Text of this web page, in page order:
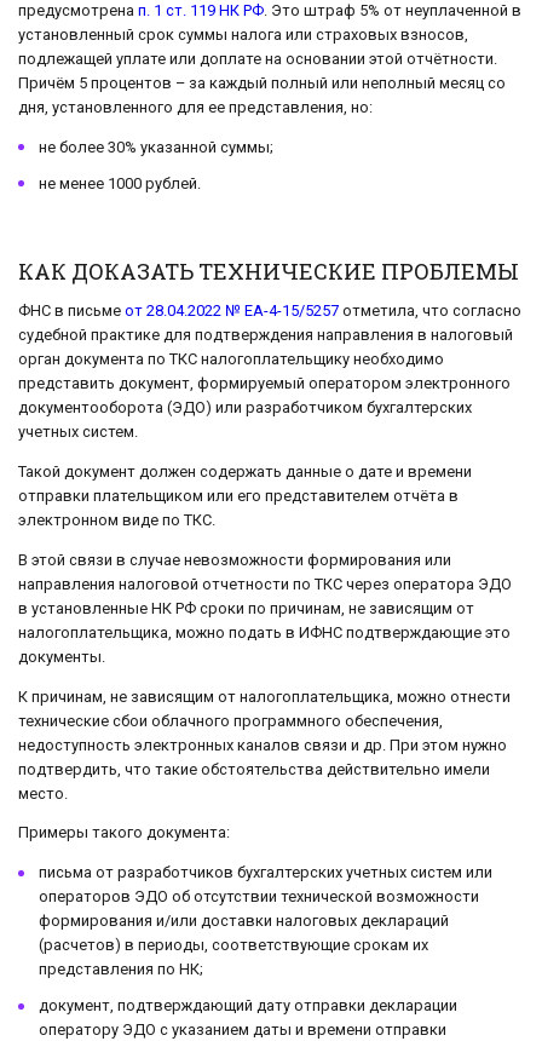
предусмотрена п. 1 ст. 119 НК РФ. Это штраф 5% от неуплаченной в
установленный срок суммы налога или страховых взносов,
подлежащей уплате или доплате на основании этой отчётности.
Причём 5 процентов – за каждый полный или неполный месяц со
дня, установленного для ее представления, но:
не более 30% указанной суммы;
не менее 1000 рублей.
КАК ДОКАЗАТЬ ТЕХНИЧЕСКИЕ ПРОБЛЕМЫ
ФНС в письме от 28.04.2022 № ЕА-4-15/5257 отметила, что согласно
судебной практике для подтверждения направления в налоговый
орган документа по ТКС налогоплательщику необходимо
представить документ, формируемый оператором электронного
документооборота (ЭДО) или разработчиком бухгалтерских
учетных систем.
Такой документ должен содержать данные о дате и времени
отправки плательщиком или его представителем отчёта в
электронном виде по ТКС.
В этой связи в случае невозможности формирования или
направления налоговой отчетности по ТКС через оператора ЭДО
в установленные НК РФ сроки по причинам, не зависящим от
налогоплательщика, можно подать в ИФНС подтверждающие это
документы.
К причинам, не зависящим от налогоплательщика, можно отнести
технические сбои облачного программного обеспечения,
недоступность электронных каналов связи и др. При этом нужно
подтвердить, что такие обстоятельства действительно имели
место.
Примеры такого документа:
письма от разработчиков бухгалтерских учетных систем или
операторов ЭДО об отсутствии технической возможности
формирования и/или доставки налоговых деклараций
(расчетов) в периоды, соответствующие срокам их
представления по НК;
документ, подтверждающий дату отправки декларации
оператору ЭДО с указанием даты и времени отправки